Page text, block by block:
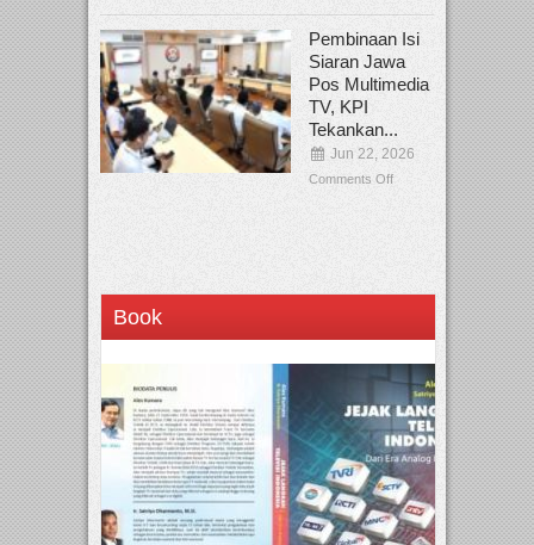
Pembinaan Isi
Siaran Jawa
Pos Multimedia
TV, KPI
Tekankan...
Jun 22, 2026
Comments Off
Book